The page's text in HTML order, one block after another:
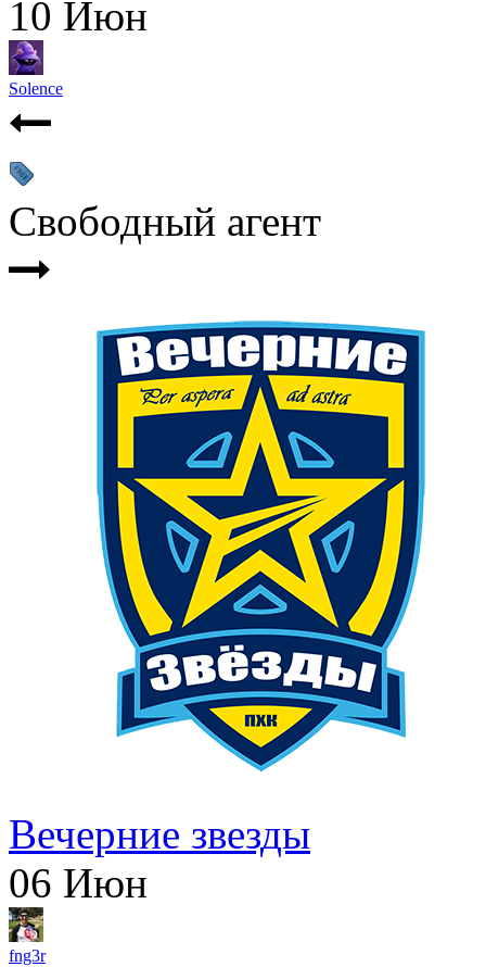
10 Июн
Solence
Свободный агент
Вечерние звезды
06 Июн
fng3r